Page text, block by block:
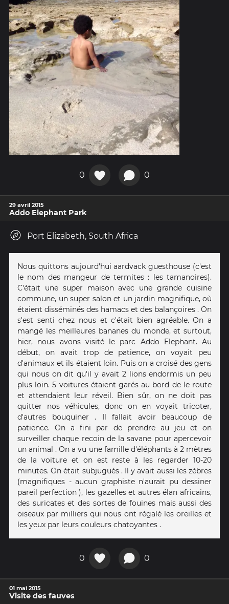
0 0
29 avril 2015
Addo Elephant Park
Port Elizabeth, South Africa
Nous quittons aujourd'hui aardvack guesthouse (c'est
le nom des mangeur de termites : les tamanoires).
C'était une super maison avec une grande cuisine
commune, un super salon et un jardin magnifique, où
étaient disséminés des hamacs et des balançoires . On
s'est senti chez nous et c'était bien agréable. On a
mangé les meilleures bananes du monde, et surtout,
hier, nous avons visité le parc Addo Elephant. Au
début, on avait trop de patience, on voyait peu
d'animaux et ils étaient loin. Puis on a croisé des gens
qui nous on dit qu'il y avait 2 lions endormis un peu
plus loin. 5 voitures étaient garés au bord de le route
et attendaient leur réveil. Bien sûr, on ne doit pas
quitter nos véhicules, donc on en voyait tricoter,
d'autres bouquiner . Il fallait avoir beaucoup de
patience. On a fini par de prendre au jeu et on
surveiller chaque recoin de la savane pour apercevoir
un animal . On a vu une famille d'éléphants à 2 mètres
de la voiture et on est reste à les regarder 10-20
minutes. On était subjugués . Il y avait aussi les zèbres
(magnifiques - aucun graphiste n'aurait pu dessiner
pareil perfection ), les gazelles et autres élan africains,
des suricates et des sortes de fouines mais aussi des
oiseaux par milliers qui nous ont régalé les oreilles et
les yeux par leurs couleurs chatoyantes .
0 0
01 mai 2015
Visite des fauves